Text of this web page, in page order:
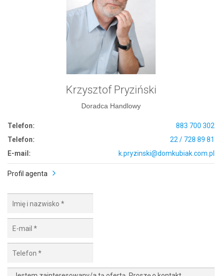
Krzysztof Pryziński
Doradca Handlowy
Telefon:
883 700 302
Telefon:
22 / 728 89 81
E-mail:
k.pryzinski@domkubiak.com.pl
Profil agenta